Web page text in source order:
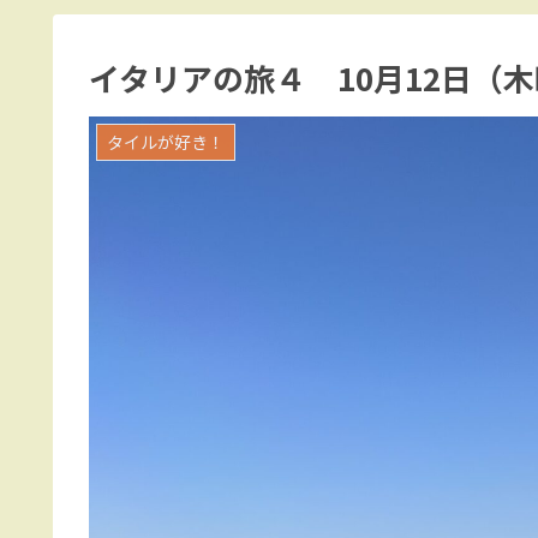
イタリアの旅４ 10月12日（
タイルが好き！